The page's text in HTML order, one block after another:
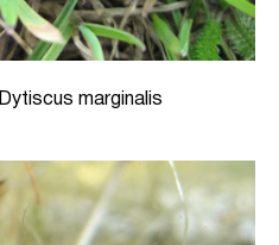
marginalis